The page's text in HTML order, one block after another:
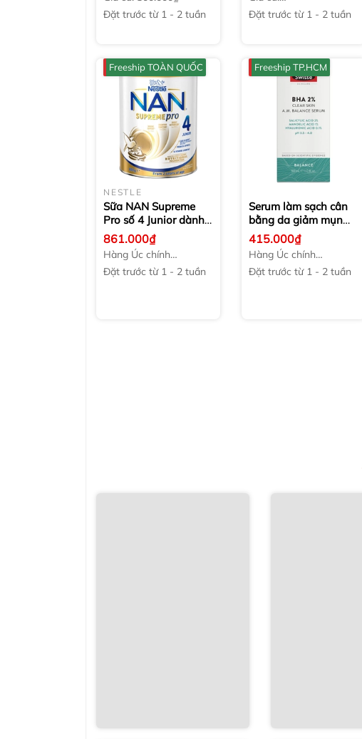
Đặt trước từ 1 - 2 tuần
1.878.000₫
Đặt trước từ 1 - 2 tuần
Freeship TOÀN QUỐC
NESTLE
Sữa NAN Supreme
Pro số 4 Junior dành
cho trẻ từ trên 2 tuổi
800g
861.000₫
Hàng Úc chính
hãng
Đặt trước từ 1 - 2 tuần
Freeship TP.HCM
Serum làm sạch cân
bằng da giảm mụn
Swisse BHA 2% Clear
Skin A.M. Balance
Serum30ml
415.000₫
Hàng Úc chính
hãng
Đặt trước từ 1 - 2 tuần